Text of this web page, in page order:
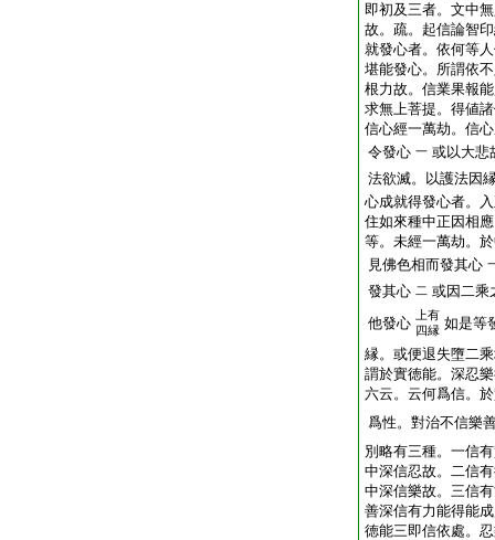
即初及三者。文中
故。疏。起信論智
就發心者。依何等
堪能發心。所謂依
根力故。信業果報
求無上菩提。得値
信心經一萬劫。信
令發心 一 或以大悲
法欲滅。以護法因
心成就得發心者。
住如來種中正因相
等。未經一萬劫。
見佛色相而發其心
發其心 二 或因二乘
他發心
上有
四縁 如是等
縁。或便退失墮二
謂於實徳能。深忍
六云。云何爲信。
爲性。對治不信樂
別略有三種。一信
中深信忍故。二信
中深信樂故。三信
善深信有力能得能
徳能三即信依處。